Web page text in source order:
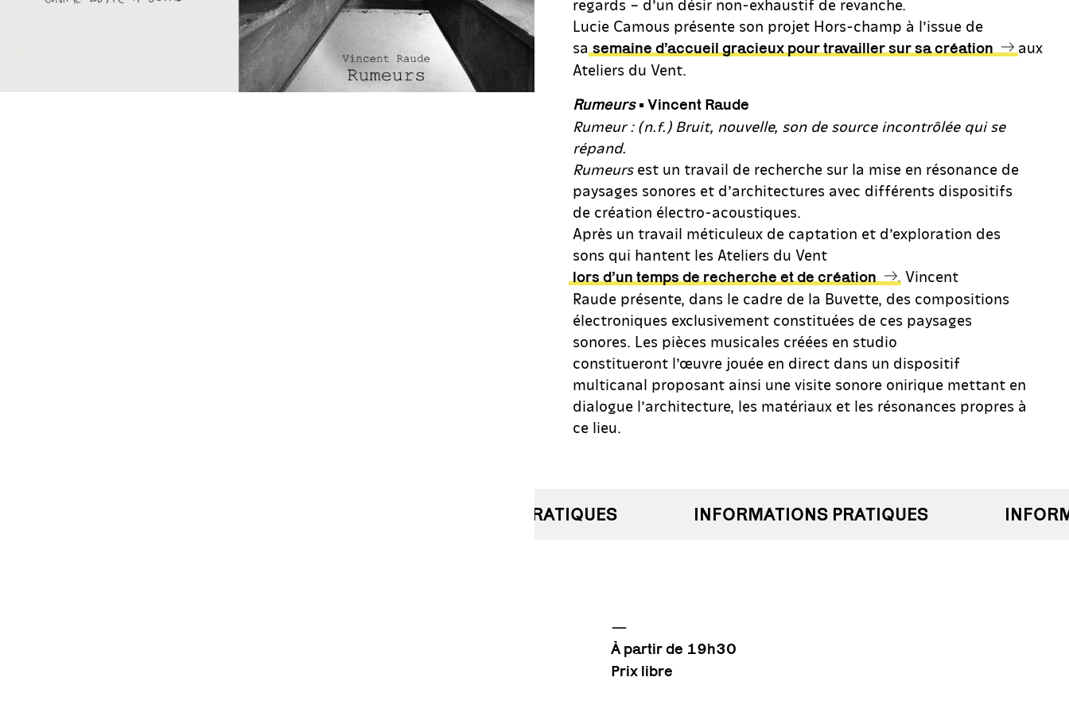
regards – d’un désir non-exhaustif de revanche.
Lucie Camous présente son projet Hors-champ à l’issue de
sa semaine d’accueil gracieux pour travailler sur sa création
aux
Ateliers du Vent.
Rumeurs• Vincent Raude
Rumeur : (n.f.) Bruit, nouvelle, son de source incontrôlée qui se
répand.
Rumeursest un travail de recherche sur la mise en résonance de
paysages sonores et d’architectures avec différents dispositifs
de création électro-acoustiques.
Après un travail méticuleux de captation et d’exploration des
sons qui hantent les Ateliers du Vent
lors d’un temps de recherche et de création
, Vincent
Raude présente, dans le cadre de la Buvette, des compositions
électroniques exclusivement constituées de ces paysages
sonores. Les pièces musicales créées en studio
constitueront l’œuvre jouée en direct dans un dispositif
multicanal proposant ainsi une visite sonore onirique mettant en
dialogue l’architecture, les matériaux et les résonances propres à
ce lieu.
INFORMATIONS PRATIQUES INFORMATIONS PRATIQUES
—
À partir de 19h30
Prix libre